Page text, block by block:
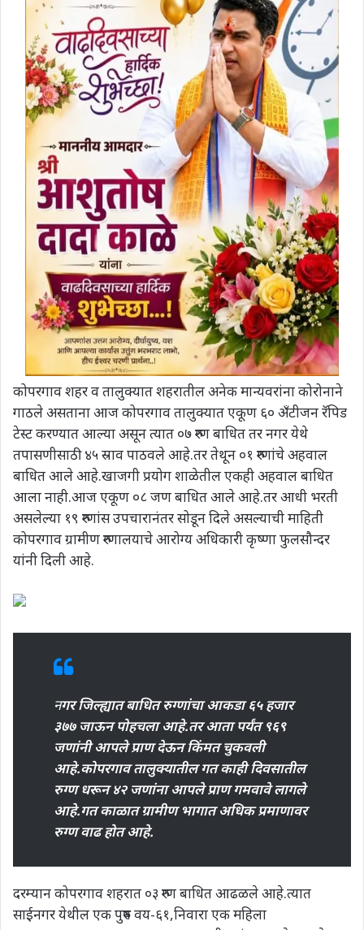
कोपरगाव शहर व तालुक्यात शहरातील अनेक मान्यवरांना कोरोनाने
गाठले असताना आज कोपरगाव तालुक्यात एकूण ६० अँटीजन रॅपिड
टेस्ट करण्यात आल्या असून त्यात ०७ रुग्ण बाधित तर नगर येथे
तपासणीसाठी ४५ स्राव पाठवले आहे.तर तेथून ०१ रुग्णांचे अहवाल
बाधित आले आहे.खाजगी प्रयोग शाळेतील एकही अहवाल बाधित
आला नाही.आज एकूण ०८ जण बाधित आले आहे.तर आधी भरती
असलेल्या १९ रुग्णांस उपचारानंतर सोडून दिले असल्याची माहिती
कोपरगाव ग्रामीण रुग्णालयाचे आरोग्य अधिकारी कृष्णा फुलसौन्दर
यांनी दिली आहे.
नगर जिल्ह्यात बाधित रुग्णांचा आकडा ६५ हजार
३७७ जाऊन पोहचला आहे.तर आता पर्यंत ९६९
जणांनी आपले प्राण देऊन किंमत चुकवली
आहे.कोपरगाव तालुक्यातील गत काही दिवसातील
रुग्ण धरून ४२ जणांना आपले प्राण गमवावे लागले
आहे.गत काळात ग्रामीण भागात अधिक प्रमाणावर
रुग्ण वाढ होत आहे.
दरम्यान कोपरगाव शहरात ०३ रुग्ण बाधित आढळले आहे.त्यात
साईनगर येथील एक पुरुष वय-६१,निवारा एक महिला